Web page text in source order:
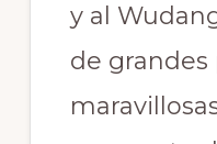
y al
de grandes